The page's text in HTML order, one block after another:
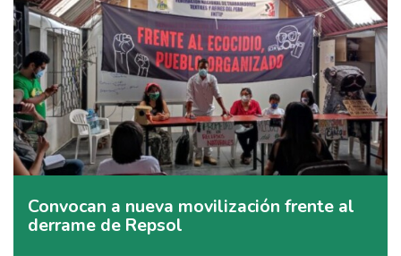
Convocan a nueva movilización frente al
derrame de Repsol